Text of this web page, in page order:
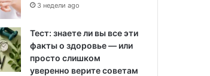
3 недели ago
Тест: знаете ли вы все эти
факты о здоровье — или
просто слишком
уверенно верите советам